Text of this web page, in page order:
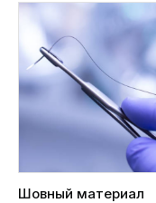
Шовный материал